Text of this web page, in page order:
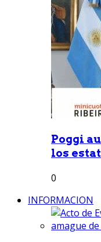
Poggi
los
0
INFORMACION